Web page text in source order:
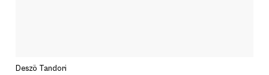
Deszö Tandori